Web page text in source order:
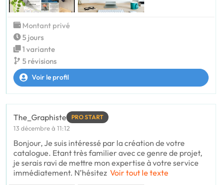
Montant privé
5 jours
1 variante
5 révisions
Voir le profil
The_Graphiste PRO START
13 décembre à 11:12
Bonjour, Je suis intéressé par la création de votre
catalogue. Etant très familier avec ce genre de projet,
je serais ravi de mettre mon expertise à votre service
immédiatement. N’hésitez Voir tout le texte